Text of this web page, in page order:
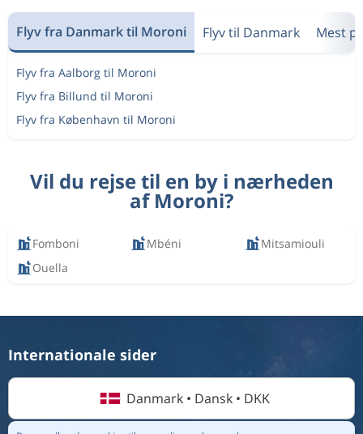
Flyv fra Danmark til Moroni Flyv til Danmark Mest
Flyv fra Aalborg til Moroni
Flyv fra Billund til Moroni
Flyv fra København til Moroni
Vil du rejse til en by i nærheden
af Moroni?
Fomboni Mbéni
Mitsamiouli
Ouella
Internationale sider
Danmark • Dansk • DKK